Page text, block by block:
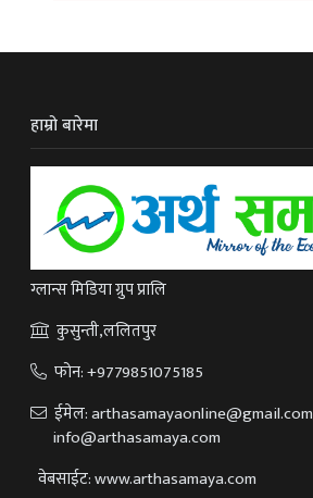
हाम्रो बारेमा
ग्लान्स मिडिया ग्रुप प्रालि
कुसुन्ती,ललितपुर
फोन:+9779851075185
ईमेल:arthasamayaonline@gmail.com
info@arthasamaya.com
वेबसाईट: www.arthasamaya.com